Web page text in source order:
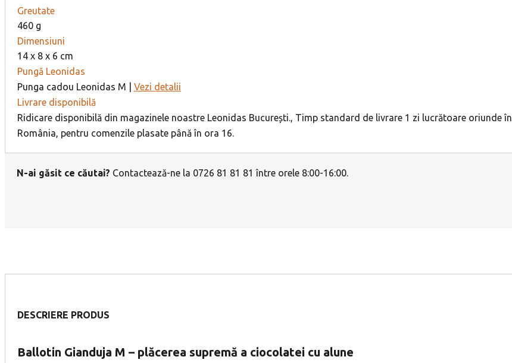
Greutate
460 g
Dimensiuni
14 x 8 x 6 cm
Pungă Leonidas
Punga cadou Leonidas M | Vezi detalii
Livrare disponibilă
Ridicare disponibilă din magazinele noastre Leonidas București., Timp standard de livrare 1 zi lucrătoare oriunde în
România, pentru comenzile plasate până în ora 16.
N-ai găsit ce căutai? Contactează-ne la 0726 81 81 81 între orele 8:00-16:00.
DESCRIERE PRODUS
Ballotin Gianduja M – plăcerea supremă a ciocolatei cu alune